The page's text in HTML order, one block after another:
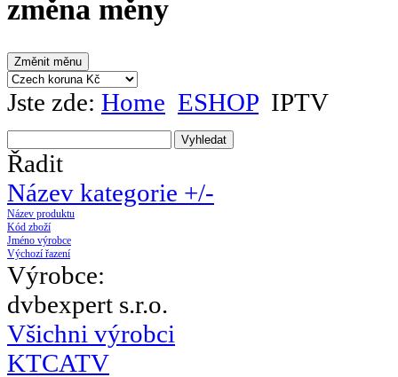
změna měny
Jste zde: Home ESHOP IPTV
Řadit
Název kategorie +/-
Název produktu
Kód zboží
Jméno výrobce
Výchozí řazení
Výrobce:
dvbexpert s.r.o.
Všichni výrobci
KTCATV